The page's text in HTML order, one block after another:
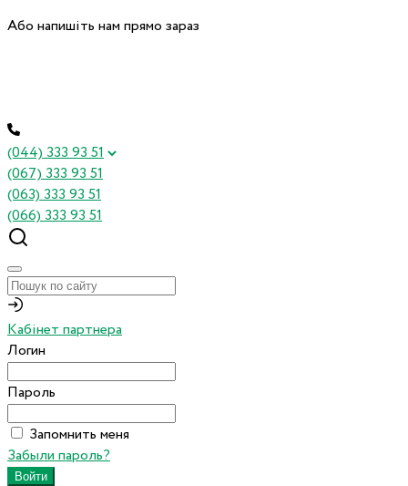
Або напишіть нам прямо зараз
(044) 333 93 51
(067) 333 93 51
(063) 333 93 51
(066) 333 93 51
Кабінет партнера
Логин
Пароль
Запомнить меня
Забыли пароль?